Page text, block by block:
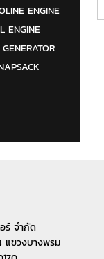
ENGINE
ENGINE
ร์ จำกัด
แขวงบางพรม